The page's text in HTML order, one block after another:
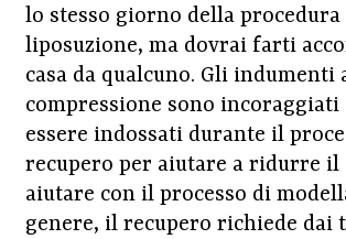
lo stesso giorno della procedura
liposuzione, ma dovrai farti
casa da qualcuno. Gli indumenti
compressione sono incoraggiati
essere indossati durante il
recupero per aiutare a ridurre il
aiutare con il processo di
genere, il recupero richiede dai